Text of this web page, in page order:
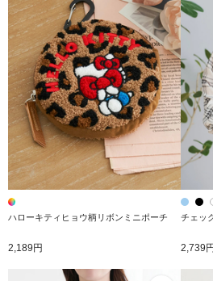
ハローキティヒョウ柄リボンミニポーチ
2,189円
チェッ
2,739